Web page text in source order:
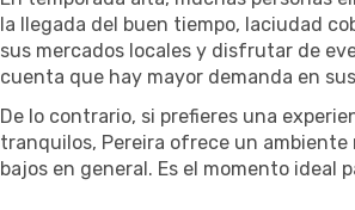
la llegada del buen tiempo, laciudad
sus mercados locales y disfrutar de
cuenta que hay mayor demanda en
De lo contrario, si prefieres una
tranquilos, Pereira ofrece un ambiente
bajos en general. Es el momento ideal